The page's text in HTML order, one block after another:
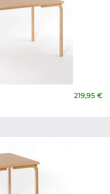
219,95 €